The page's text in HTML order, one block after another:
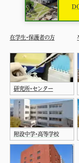
在学生・保護者の方
研究所・センター
附設中学・高等学校